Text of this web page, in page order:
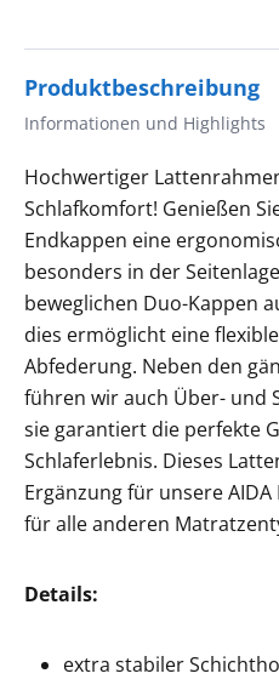
Produktbeschreibung
Informationen und Highlights
Hochwertiger
Schlafkomfort! Genießen
Endkappen eine
besonders in der
beweglichen Duo-Kappen
dies ermöglicht eine
Abfederung. Neben den
führen wir auch Über- und
sie garantiert die perfekte
Schlaferlebnis. Dieses
Ergänzung für unsere
für alle anderen
Details:
extra stabiler